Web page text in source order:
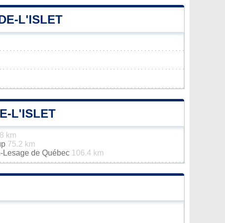
L'ISLET
L'ISLET
km
75.2 km
Lesage de Québec 106.4 km